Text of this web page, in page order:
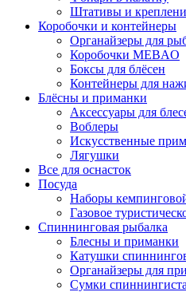
Штативы и
Коробочки и контейнеры
Органайзеры для
Коробочки MEBAO
Боксы для блёсен
Контейнеры для
Блёсны и приманки
Аксессуары для
Воблеры
Искусственные
Лягушки
Все для оснасток
Посуда
Наборы
Газовое
Спиннинговая рыбалка
Блесны и приманки
Катушки
Органайзеры для
Сумки спиннингиста